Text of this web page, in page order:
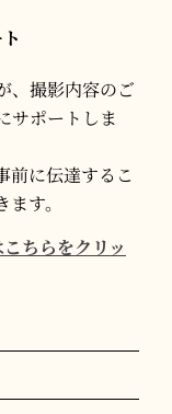
、撮影内容のご
サポートしま
前に伝達するこ
す。
ちらをクリッ